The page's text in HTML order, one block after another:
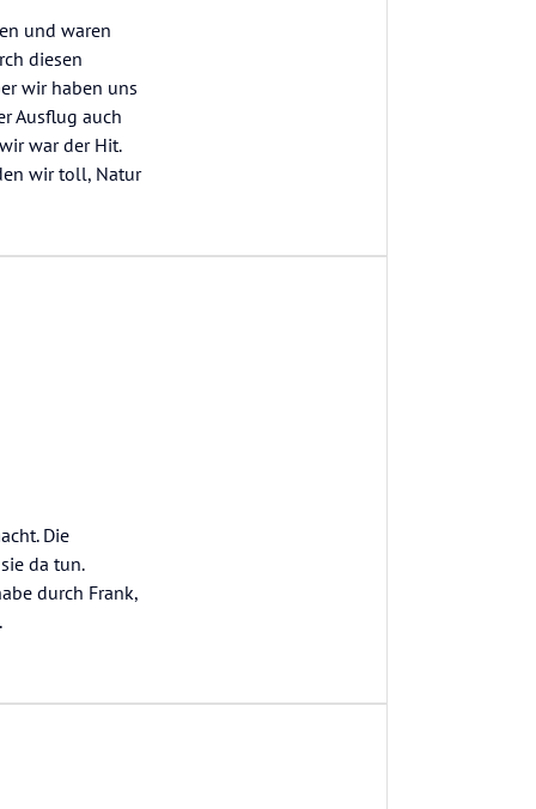
und waren
diesen
wir haben uns
Ausflug auch
war der Hit.
wir toll, Natur
Die
da tun.
durch Frank,